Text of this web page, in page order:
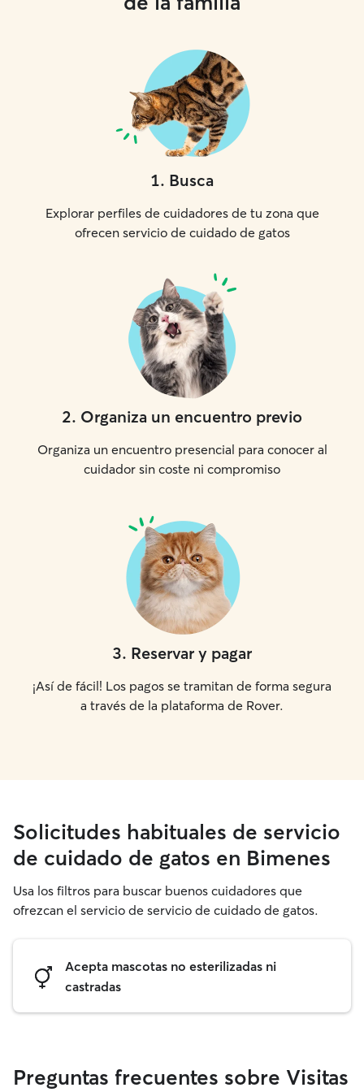
1. Busca
Explorar perfiles de cuidadores de tu zona que
ofrecen servicio de cuidado de gatos
2. Organiza un encuentro previo
Organiza un encuentro presencial para conocer al
cuidador sin coste ni compromiso
3. Reservar y pagar
¡Así de fácil! Los pagos se tramitan de forma segura
a través de la plataforma de Rover.
Solicitudes habituales de servicio
de cuidado de gatos en Bimenes
Usa los filtros para buscar buenos cuidadores que
ofrezcan el servicio de servicio de cuidado de gatos.
Acepta mascotas no esterilizadas ni
castradas
Preguntas frecuentes sobre Visitas